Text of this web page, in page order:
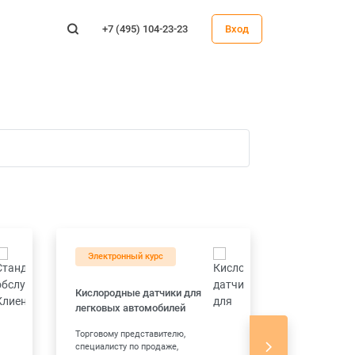
+7 (495) 104-23-23 Вход
Электронный курс
Кислородные датчики для
легковых автомобилей
Торговому представителю,
специалисту по продаже,